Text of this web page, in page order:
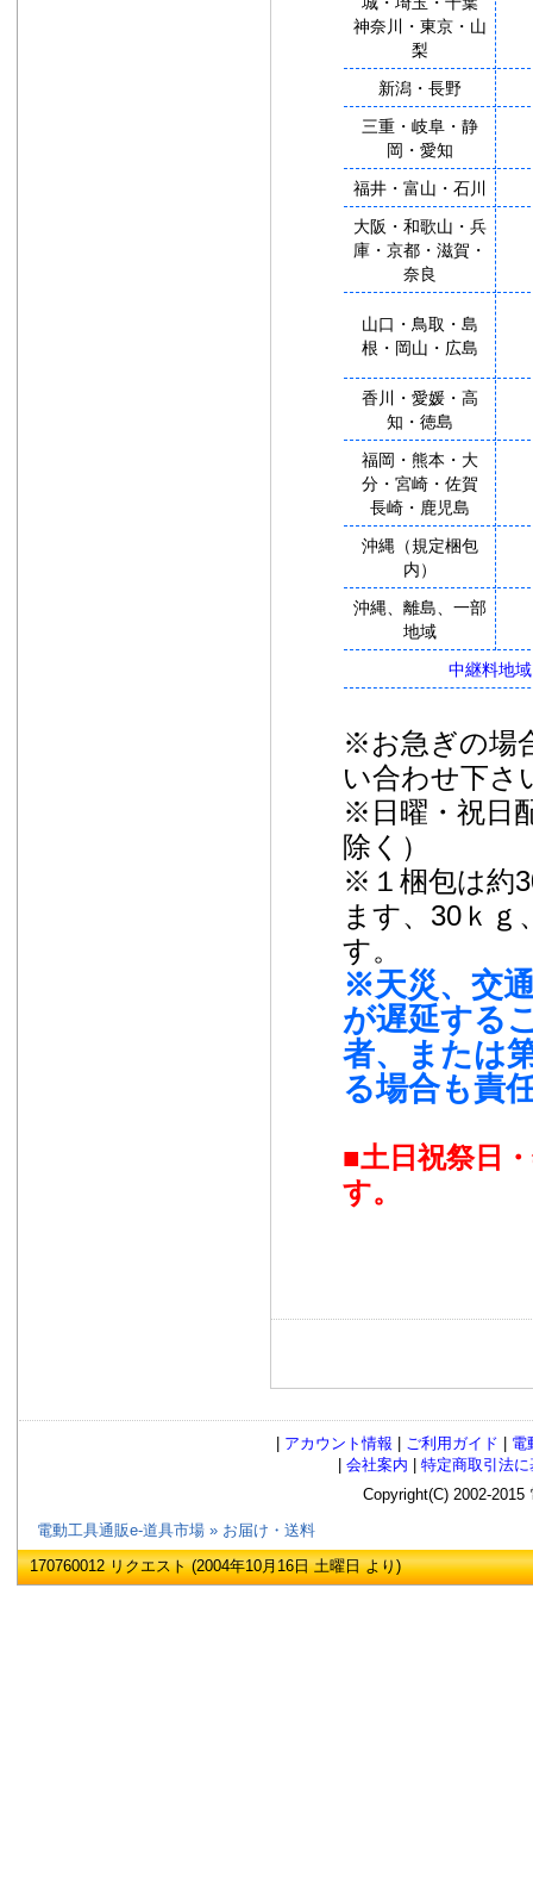
神奈川・東京・山
梨
新潟・長野
三重・岐阜・静
岡・愛知
福井・富山・石川
大阪・和歌山・兵
庫・京都・滋賀・
奈良
山口・鳥取・島
根・岡山・広島
香川・愛媛・高
知・徳島
福岡・熊本・大
分・宮崎・佐賀
長崎・鹿児島
沖縄（規定梱包
内）
沖縄、離島、一部
地域
中継料地域
※お急ぎの場
い合わせ下さ
※日曜・祝日
除く）
※１梱包は約
ます、30ｋ
す。
※天災、交
が遅延する
者、または
る場合も責
■土日祝祭日
す。
アカウント情報 ご利用ガイド
電
会社案内
特定商取引法
Copyright(C) 2002-
電動工具通販e-道具市場 » お届け・送料
170760012 リクエスト (2004年10月16日 土曜日 より)